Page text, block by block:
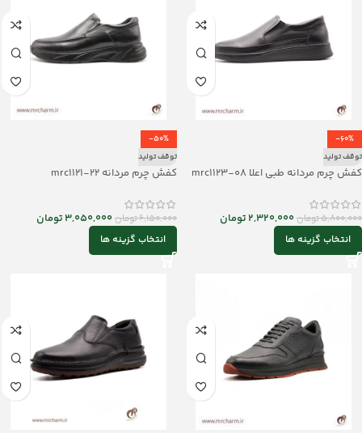
-60%
توقف تولید
کفش چرم مردانه طبی اعلا mrc1123-08
5,800,000تومان2,320,000تومان
انتخاب گزینه ها
-50%
توقف تولید
کفش چرم مردانه mrc1121-22
6,150,000تومان3,050,000تومان
انتخاب گزینه ها